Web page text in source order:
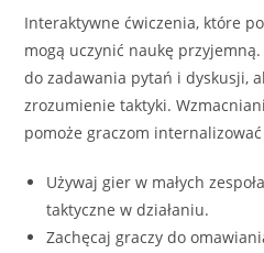
Interaktywne ćwiczenia, które
mogą uczynić naukę
do zadawania pytań i dyskusji,
zrozumienie taktyki.
pomoże graczom
Używaj gier w małych
taktyczne w działaniu.
Zachęcaj graczy do